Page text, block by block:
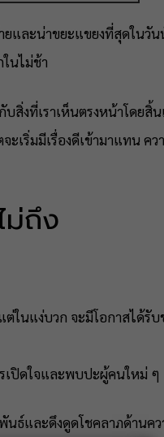
ายและน่าขยะแขยงที่สุดใน
นไม่ช้า
งที่เราเห็นตรงหน้าโดยสิ้
เริ่มมีเรื่องดีเข้ามาแทน ค
ถึง
ต่ในแง่บวก จะมีโอกาสได้รั
เปิดใจและพบปะผู้คนใหม่ ๆ
นธ์และดึงดูดโชคลาภด้านคว